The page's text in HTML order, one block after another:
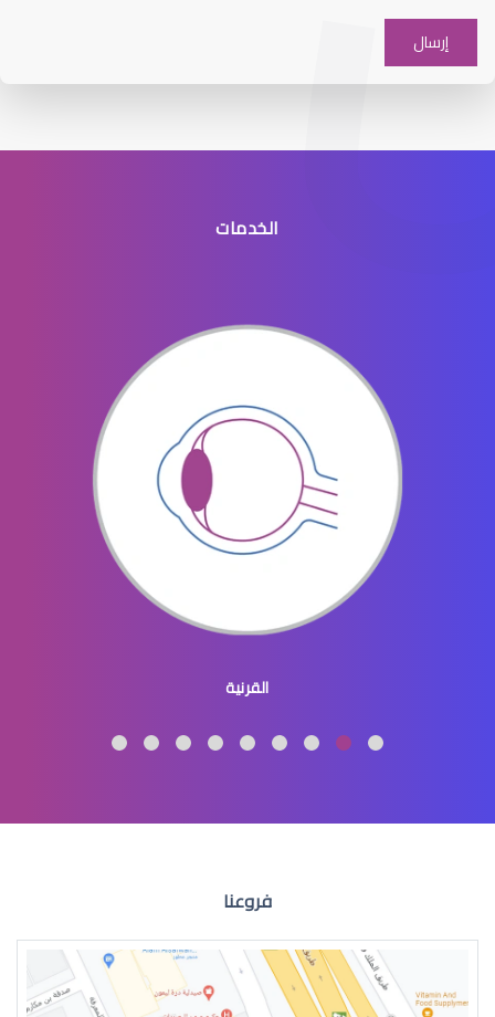
الماء الأبيض في عدسة العين
الماء الابيض في العين اسبابه وعلاجه
الماء الابيض في العين اعراضه
الخدمات
القرنية
فروعنا